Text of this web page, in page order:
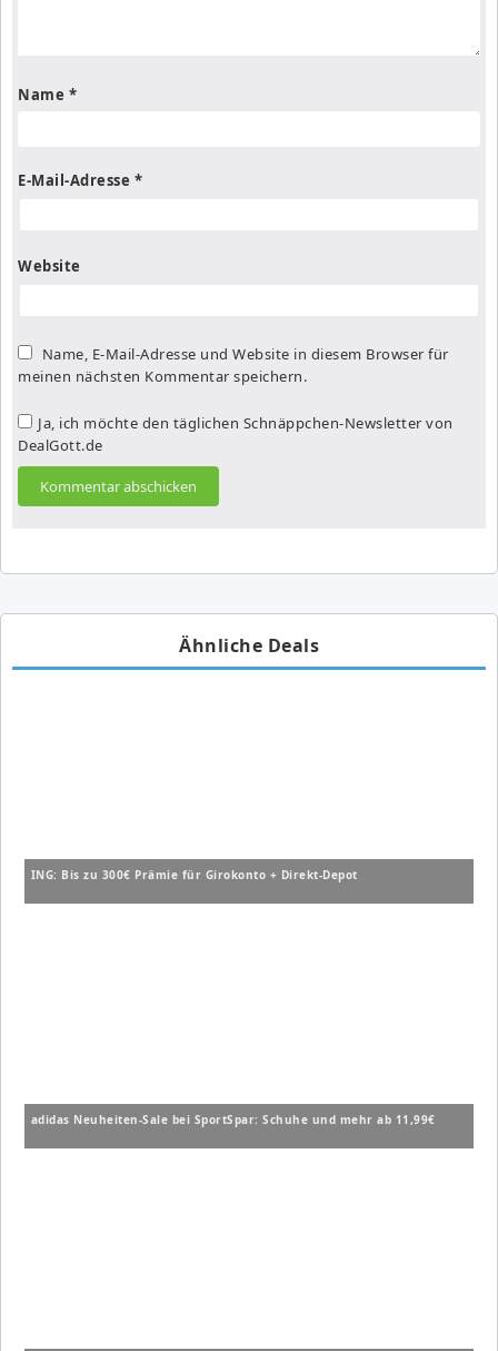
Name *
E-Mail-Adresse *
Website
Name, E-Mail-Adresse und Website in diesem Browser für
meinen nächsten Kommentar speichern.
Ja, ich möchte den täglichen Schnäppchen-Newsletter von
DealGott.de
Ähnliche Deals
ING: Bis zu 300€ Prämie für Girokonto + Direkt-Depot
adidas Neuheiten-Sale bei SportSpar: Schuhe und mehr ab 11,99€